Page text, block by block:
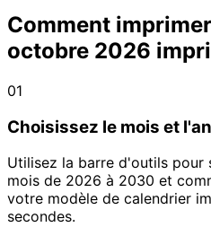
Comment
octobre 2026
01
Choisissez le mois et
Utilisez la barre d'outils pour
mois de 2026 à 2030 et
votre modèle de calendrier
secondes.